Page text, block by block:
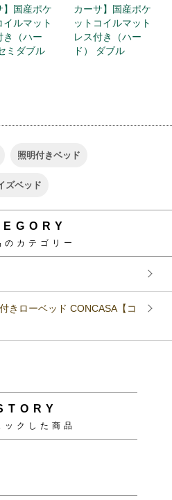
】国産ポケ
イルマット
き（ハー
ミダブル
カーサ】国産ポケ
ットコイルマット
レス付き（ハー
ド） ダブル
照明付きベッド
ズベッド
のカテゴリー
きローベッド CONCASA【コ
ックした商品